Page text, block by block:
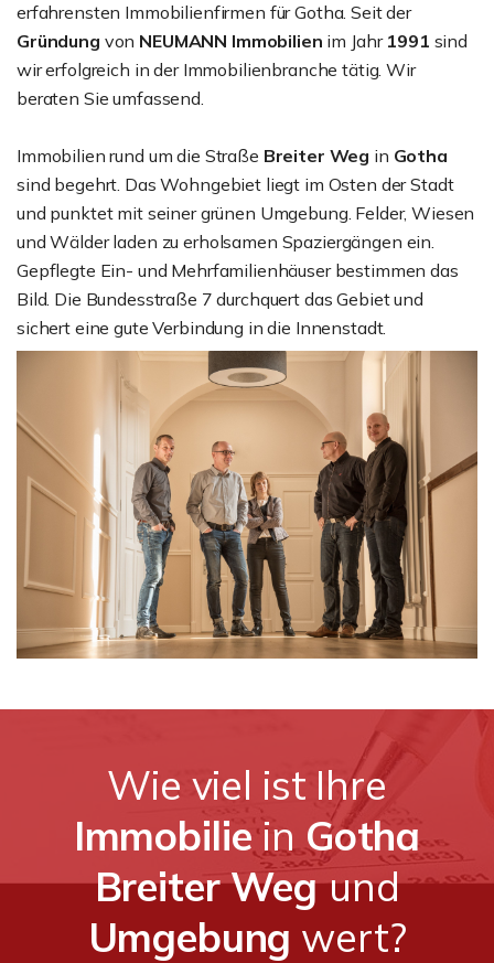
erfahrensten Immobilienfirmen für Gotha. Seit der
Gründung von NEUMANN Immobilien im Jahr 1991 sind
wir erfolgreich in der Immobilienbranche tätig. Wir
beraten Sie umfassend.
Immobilien rund um die Straße Breiter Weg in Gotha
sind begehrt. Das Wohngebiet liegt im Osten der Stadt
und punktet mit seiner grünen Umgebung. Felder, Wiesen
und Wälder laden zu erholsamen Spaziergängen ein.
Gepflegte Ein- und Mehrfamilienhäuser bestimmen das
Bild. Die Bundesstraße 7 durchquert das Gebiet und
sichert eine gute Verbindung in die Innenstadt.
Wie viel ist Ihre
Immobiliein Gotha
Breiter Wegund
Umgebung wert?